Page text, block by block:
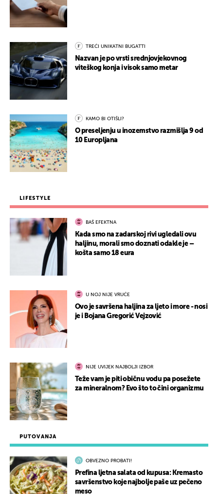
PUTOVANJA
OBVEZNO PROBATI!
Prefina ljetna salata od kupusa: Kremasto
savršenstvo koje najbolje paše uz pečeno
meso
TREĆI UNIKATNI BUGATTI
Nazvan je po vrsti srednjovjekovnog
viteškog konja i visok samo metar
KAMO BI OTIŠLI?
O preseljenju u inozemstvo razmišlja 9 od
10 Europljana
LIFESTYLE
BAŠ EFEKTNA
Kada smo na zadarskoj rivi ugledali ovu
haljinu, morali smo doznati odakle je –
košta samo 18 eura
U NOJ NIJE VRUĆE
Ovo je savršena haljina za ljeto i more - nosi
je i Bojana Gregorić Vejzović
NIJE UVIJEK NAJBOLJI IZBOR
Teže vam je piti običnu vodu pa posežete
za mineralnom? Evo što to čini organizmu